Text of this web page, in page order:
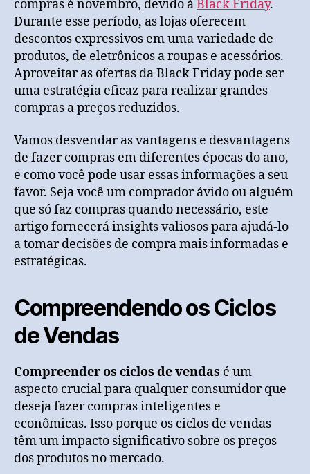
compras é novembro, devido àBlack Friday.
Durante esse período, as lojas oferecem
descontos expressivos em uma variedade de
produtos, de eletrônicos a roupas e acessórios.
Aproveitar as ofertas da Black Friday pode ser
uma estratégia eficaz para realizar grandes
compras a preços reduzidos.
Vamos desvendar as vantagens e desvantagens
de fazer compras em diferentes épocas do ano,
e como você pode usar essas informações a seu
favor. Seja você um comprador ávido ou alguém
que só faz compras quando necessário, este
artigo fornecerá insights valiosos para ajudá-lo
a tomar decisões de compra mais informadas e
estratégicas.
Compreendendo os Ciclos
de Vendas
Compreender os ciclos de vendas é um
aspecto crucial para qualquer consumidor que
deseja fazer compras inteligentes e
econômicas. Isso porque os ciclos de vendas
têm um impacto significativo sobre os preços
dos produtos no mercado.